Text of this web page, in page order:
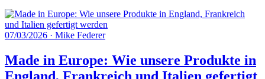
07/03/2026 · Mike Federer
Made in Europe: Wie unsere Produkte in